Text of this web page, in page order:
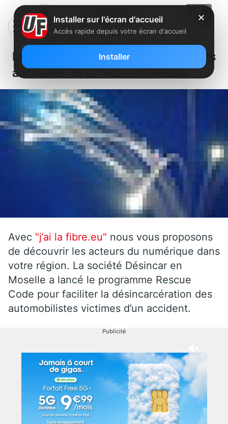
Le numérique au secours des
accidents de la route en Moselle
Avec "j’ai la fibre.eu" nous vous proposons
de découvrir les acteurs du numérique dans
votre région. La société Désincar en
Moselle a lancé le programme Rescue
Code pour faciliter la désincarcération des
automobilistes victimes d’un accident.
Publicité
✕
Installer sur l'écran d'accueil
Accès rapide depuis votre écran d'accueil
Installer